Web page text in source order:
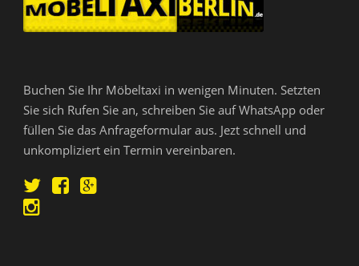
Buchen Sie Ihr Möbeltaxi in wenigen Minuten. Setzten
Sie sich Rufen Sie an, schreiben Sie auf WhatsApp oder
füllen Sie das Anfrageformular aus. Jezt schnell und
unkompliziert ein Termin vereinbaren.